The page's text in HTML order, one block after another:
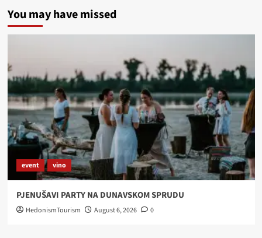
You may have missed
event vino
PJENUŠAVI PARTY NA DUNAVSKOM SPRUDU
HedonismTourism August 6, 2026 0